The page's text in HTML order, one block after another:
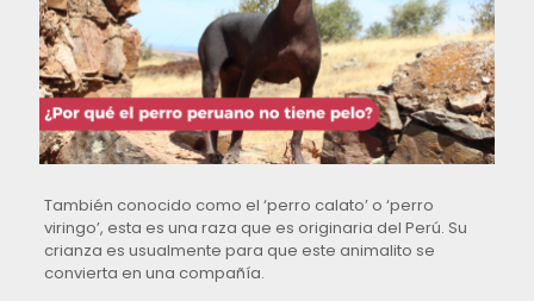
También conocido como el ‘perro calato’ o ‘perro
viringo’, esta es una raza que es originaria del Perú. Su
crianza es usualmente para que este animalito se
convierta en una compañía.